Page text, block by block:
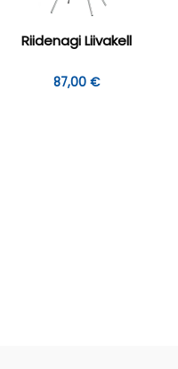
Riidenagi Liivakell
87,00 €